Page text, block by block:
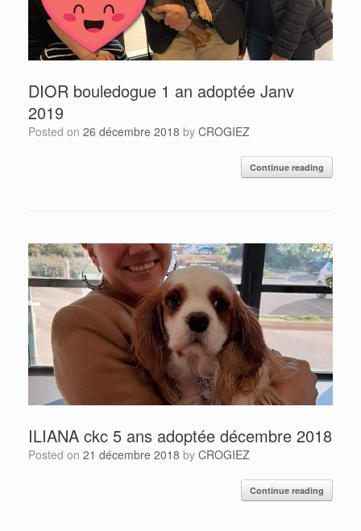
DIOR bouledogue 1 an adoptée Janv
2019
Posted on 26 décembre 2018 by CROGIEZ
Continue reading
ILIANA ckc 5 ans adoptée décembre 2018
Posted on 21 décembre 2018 by CROGIEZ
Continue reading